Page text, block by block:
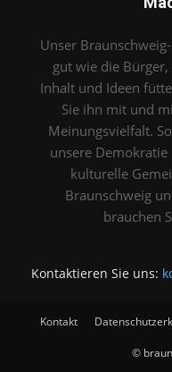
Unser
gut wie die
Inhalt und Ideen
Sie ihn mit und
Meinungsvielfalt.
unsere Demokratie
kulturelle
Braunschweig
brauchen
Kontaktieren Sie uns:
Kontakt
©